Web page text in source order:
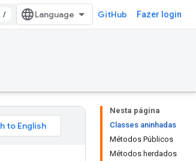
/ GitHub Fazer login
Nesta página
Classes aninhadas
Métodos Públicos
Métodos herdados